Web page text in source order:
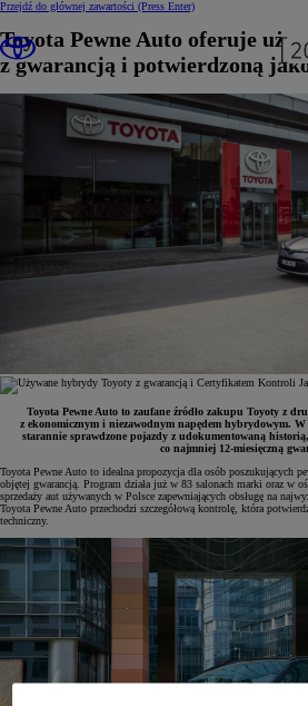
Przejdź do głównej zawartości (Press Enter)
Toyota Pewne Auto oferuje
z gwarancją i potwierdzoną
Toyota Pewne Auto to zaufane źródło zakupu Toyoty z
z ekonomicznym i niezawodnym napędem hybrydowym. W
starannie sprawdzone pojazdy z udokumentowaną
co najmniej 12-miesięczną
Toyota Pewne Auto to idealna propozycja dla osób poszukujących
objętej gwarancją. Program działa już w 83 salonach marki oraz w
sprzedaży aut używanych w Polsce zapewniających obsługę na
Toyota Pewne Auto przechodzi szczegółową kontrolę, która
techniczny.